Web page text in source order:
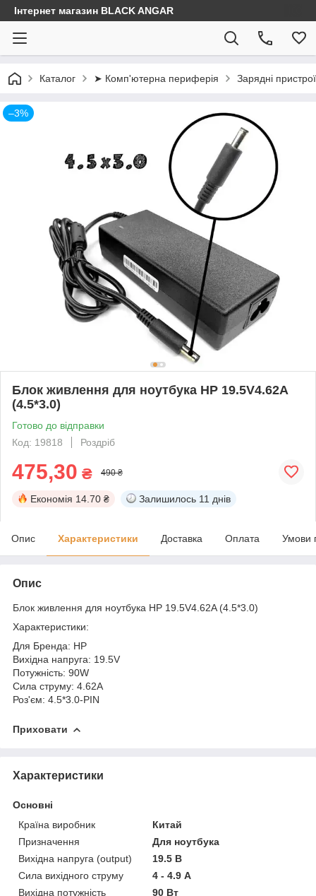
Інтернет магазин BLACK ANGAR
Каталог ➤ Комп'ютерна периферія Зарядні
–3%
Блок живлення для ноутбука HP 19.5V4.62A
(4.5*3.0)
Готово до відправки
Код: 19818
Роздріб
475,30 ₴ 490 ₴
Економія 14.70 ₴ Залишилось 11 днів
Опис Характеристики Доставка Оплата Умови
Опис
Блок живлення для ноутбука HP 19.5V4.62A (4.5*3.0)
Характеристики:
Для Бренда: HP
Вихідна напруга: 19.5V
Потужність: 90W
Сила струму: 4.62A
Роз'єм: 4.5*3.0-PIN
Приховати
Характеристики
Основні
Країна виробник
Китай
Призначення
Для ноутбука
Вихідна напруга (output)
19.5 В
Сила вихідного струму
4 - 4.9 А
Вихідна потужність
90 Вт